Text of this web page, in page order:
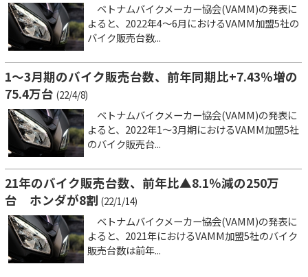
ベトナムバイクメーカー協会(VAMM)の発表に
よると、2022年4～6月におけるVAMM加盟5社の
バイク販売台数...
1～3月期のバイク販売台数、前年同期比+7.43％増の
75.4万台 (22/4/8)
ベトナムバイクメーカー協会(VAMM)の発表に
よると、2022年1～3月期におけるVAMM加盟5社
のバイク販売台...
21年のバイク販売台数、前年比▲8.1％減の250万
台 ホンダが8割 (22/1/14)
ベトナムバイクメーカー協会(VAMM)の発表に
よると、2021年におけるVAMM加盟5社のバイク
販売台数は前年...